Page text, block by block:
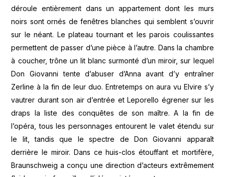
déroule entièrement dans un appartement dont les murs
noirs sont ornés de fenêtres blanches qui semblent s’ouvrir
sur le néant. Le plateau tournant et les parois coulissantes
permettent de passer d’une pièce à l’autre. Dans la chambre
à coucher, trône un lit blanc surmonté d’un miroir, sur lequel
Don Giovanni tente d’abuser d’Anna avant d’y entraîner
Zerline à la fin de leur duo. Entretemps on aura vu Elvire s’y
vautrer durant son air d’entrée et Leporello égrener sur les
draps la liste des conquêtes de son maître. A la fin de
l’opéra, tous les personnages entourent le valet étendu sur
le lit, tandis que le spectre de Don Giovanni apparaît
derrière le miroir. Dans ce huis-clos étouffant et mortifère,
Braunschweig a conçu une direction d’acteurs extrêmement